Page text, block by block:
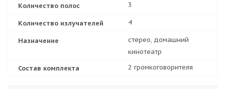
Количество полос 3
Количество излучателей 4
Назначение
стерео, домашний
кинотеатр
Состав комплекта
2 громкоговорителя